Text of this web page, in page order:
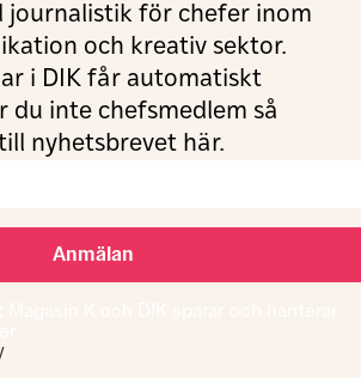
journalistik för chefer inom
och kreativ sektor.
i DIK får automatiskt
du inte chefsmedlem så
nyhetsbrevet här.
Anmälan